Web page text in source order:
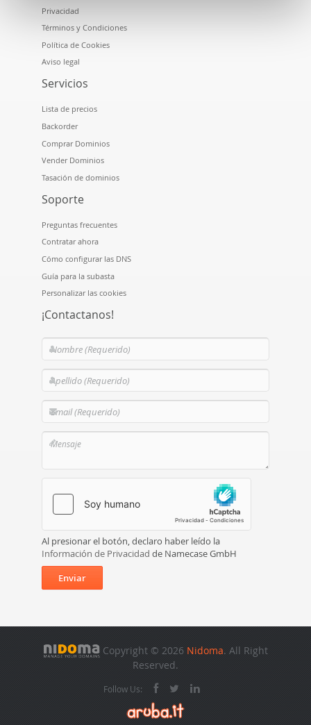
Privacidad
Términos y Condiciones
Política de Cookies
Aviso legal
Servicios
Lista de precios
Backorder
Comprar Dominios
Vender Dominios
Tasación de dominios
Soporte
Preguntas frecuentes
Contratar ahora
Cómo configurar las DNS
Guía para la subasta
Personalizar las cookies
¡Contactanos!
Al presionar el botón, declaro haber leído la
Información de Privacidad de Namecase GmbH
Enviar
Copyright © 2026 Nidoma. All Right
Reserved.
Follow Us: